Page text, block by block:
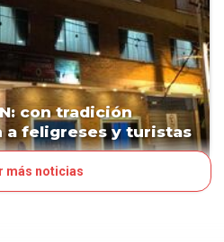
con tradición
a feligreses y turistas
más noticias